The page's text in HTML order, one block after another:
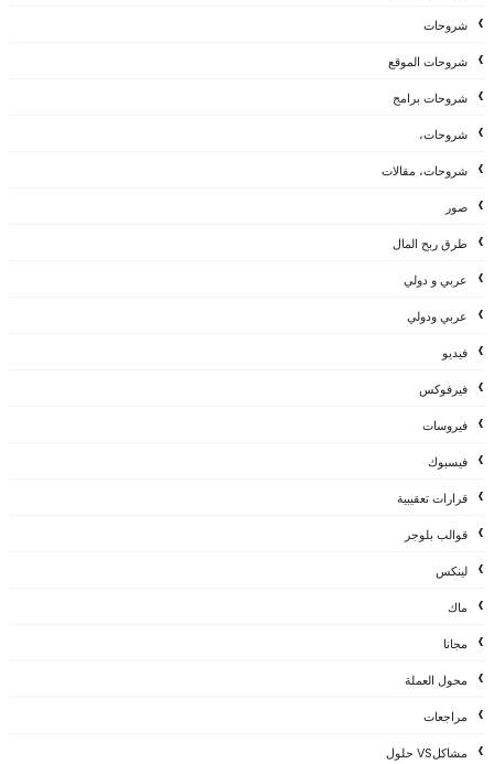
شروحات
شروحات الموقع
شروحات برامج
شروحات،
شروحات، مقالات
صور
طرق ربح المال
عربي و دولي
عربي ودولي
فيديو
فيرفوكس
فيروسات
فيسبوك
قرارات تعقيبية
قوالب بلوجر
لينكس
ماك
مجانا
محول العملة
مراجعات
مشاكلVS حلول